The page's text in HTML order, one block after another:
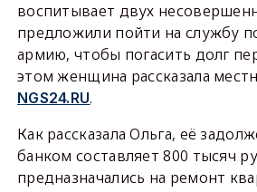
воспитывает двух
предложили пойти на службу
армию, чтобы погасить долг
этом женщина рассказала
NGS24.RU.
Как рассказала Ольга, её
банком составляет 800 тысяч
предназначались на ремонт